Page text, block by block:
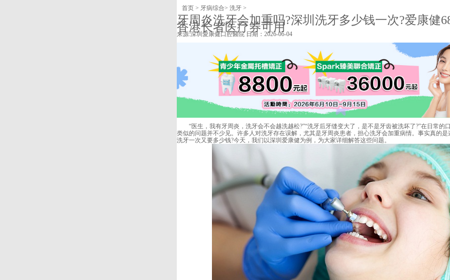
首页 > 牙病综合> 洗牙 >
牙周炎洗牙会加重吗?深圳洗牙多少钱一次?爱康健
香港长者医疗券可用
来源:深圳愛康健口腔醫院日期：2026-06-04
“医生，我有牙周炎，洗牙会不会越洗越松?”“洗牙后牙缝变大了，是不是牙齿被洗坏了?”在日常的
类似的问题并不少见。许多人对洗牙存在误解，尤其是牙周炎患者，担心洗牙会加重病情。事实真的是
洗牙一次又要多少钱?今天，我们以深圳爱康健为例，为大家详细解答这些问题。